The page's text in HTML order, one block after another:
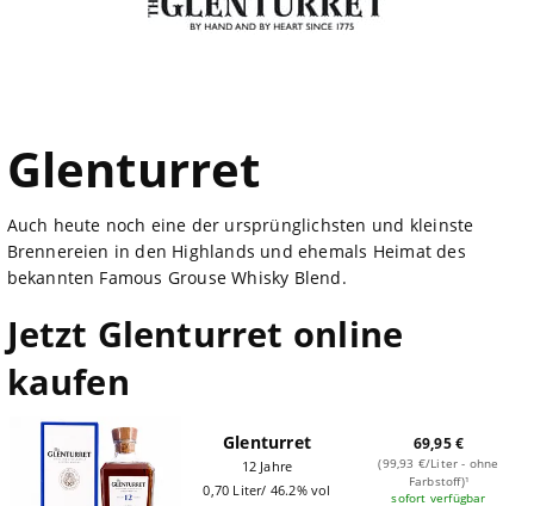
Glenturret
Auch heute noch eine der ursprünglichsten und kleinste
Brennereien in den Highlands und ehemals Heimat des
bekannten Famous Grouse Whisky Blend.
Jetzt Glenturret online
kaufen
Glenturret
12 Jahre
0,70 Liter/ 46.2% vol
69,95 €
(99,93 €/Liter - ohne
Farbstoff)¹
sofort verfügbar